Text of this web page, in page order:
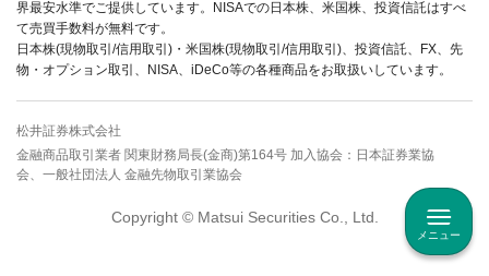
メニュー
界最安水準でご提供しています。NISAでの日本株、米国株、投資信託はすべ
て売買手数料が無料です。
日本株(現物取引/信用取引)・米国株(現物取引/信用取引)、投資信託、FX、先
物・オプション取引、NISA、iDeCo等の各種商品をお取扱いしています。
松井証券株式会社
金融商品取引業者 関東財務局長(金商)第164号 加入協会：日本証券業協
会、一般社団法人 金融先物取引業協会
Copyright © Matsui Securities Co., Ltd.